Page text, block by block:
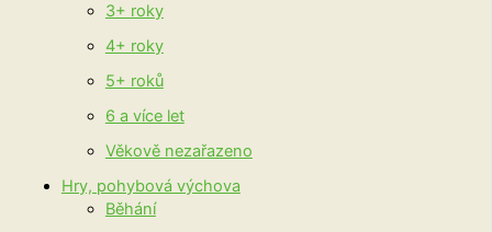
3+ roky
4+ roky
5+ roků
6 a více let
Věkově nezařazeno
Hry, pohybová výchova
Běhání